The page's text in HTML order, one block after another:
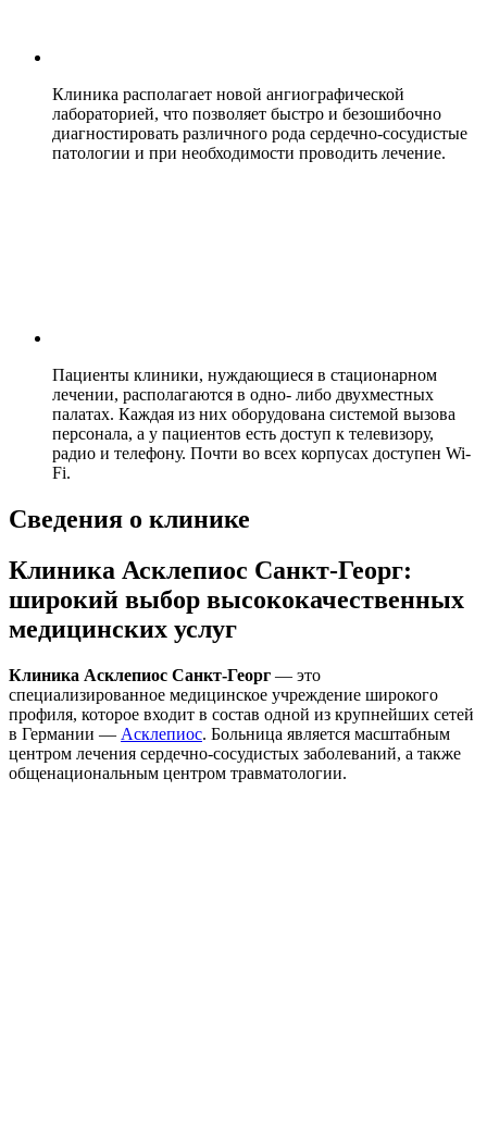
Клиника располагает новой ангиографической
лабораторией, что позволяет быстро и безошибочно
диагностировать различного рода сердечно-сосудистые
патологии и при необходимости проводить лечение.
Пациенты клиники, нуждающиеся в стационарном
лечении, располагаются в одно- либо двухместных
палатах. Каждая из них оборудована системой вызова
персонала, а у пациентов есть доступ к телевизору,
радио и телефону. Почти во всех корпусах доступен Wi-
Fi.
Сведения о клинике
Клиника Асклепиос Санкт-Георг:
широкий выбор высококачественных
медицинских услуг
Клиника Асклепиос Санкт-Георг — это
специализированное медицинское учреждение широкого
профиля, которое входит в состав одной из крупнейших сетей
в Германии — Асклепиос. Больница является масштабным
центром лечения сердечно-сосудистых заболеваний, а также
общенациональным центром травматологии.